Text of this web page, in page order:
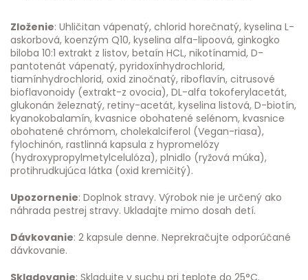
Zloženie: Uhličitan vápenatý, chlorid horečnatý, kyselina L-
askorbová, koenzým Q10, kyselina alfa-lipoová, ginkogko
biloba 10:1 extrakt z listov, betaín HCL, nikotínamid, D-
pantotenát vápenatý, pyridoxínhydrochlorid,
tiamínhydrochlorid, oxid zinočnatý, riboflavín, citrusové
bioflavonoidy (extrakt-z ovocia), DL-alfa tokoferylacetát,
glukonán železnatý, retiny-acetát, kyselina listová, D-biotín,
kyanokobalamín, kvasnice obohatené selénom, kvasnice
obohatené chrómom, cholekalciferol (Vegan-riasa),
fylochinón, rastlinná kapsula z hypromelózy
(hydroxypropylmetylcelulóza), plnidlo (ryžová múka),
protihrudkujúca látka (oxid kremičitý).
Upozornenie: Doplnok stravy. Výrobok nie je určený ako
náhrada pestrej stravy. Ukladajte mimo dosah detí.
Dávkovanie: 2 kapsule denne. Neprekračujte odporúčané
dávkovanie.
Skladovanie: Skladujte v suchu pri teplote do 25°C.